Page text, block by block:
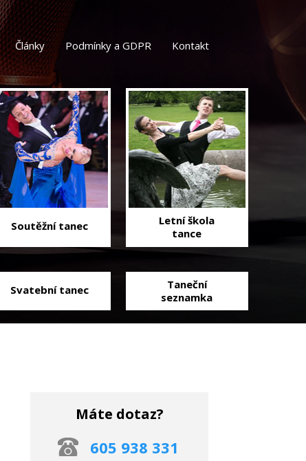
Články Podmínky a GDPR Kontakt
Soutěžní tanec
Letní škola
tance
Svatební tanec
Taneční
seznamka
Máte dotaz?
605 938 331